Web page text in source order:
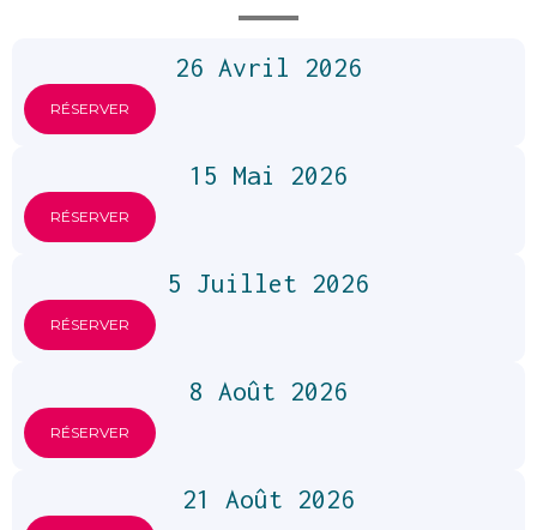
26 Avril 2026
RÉSERVER
15 Mai 2026
RÉSERVER
5 Juillet 2026
RÉSERVER
8 Août 2026
RÉSERVER
21 Août 2026